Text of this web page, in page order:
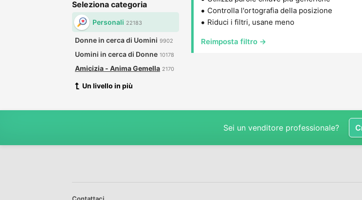
Seleziona categoria
Personali 22183
Donne in cerca di Uomini 9902
Uomini in cerca di Donne 10178
Amicizia - Anima Gemella 2170
Un livello in più
Controlla l'ortografia della posizione
Riduci i filtri, usane meno
Reimposta filtro →
Sei un venditore professionale?